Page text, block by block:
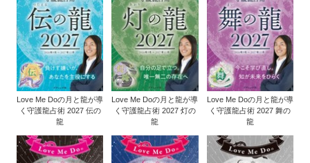
Love Me Doの月と龍が導
く守護龍占術 2027 伝の
龍
Love Me Doの月と龍が導
く守護龍占術 2027 灯の
龍
Love Me Doの月と龍が導
く守護龍占術 2027 舞の
龍